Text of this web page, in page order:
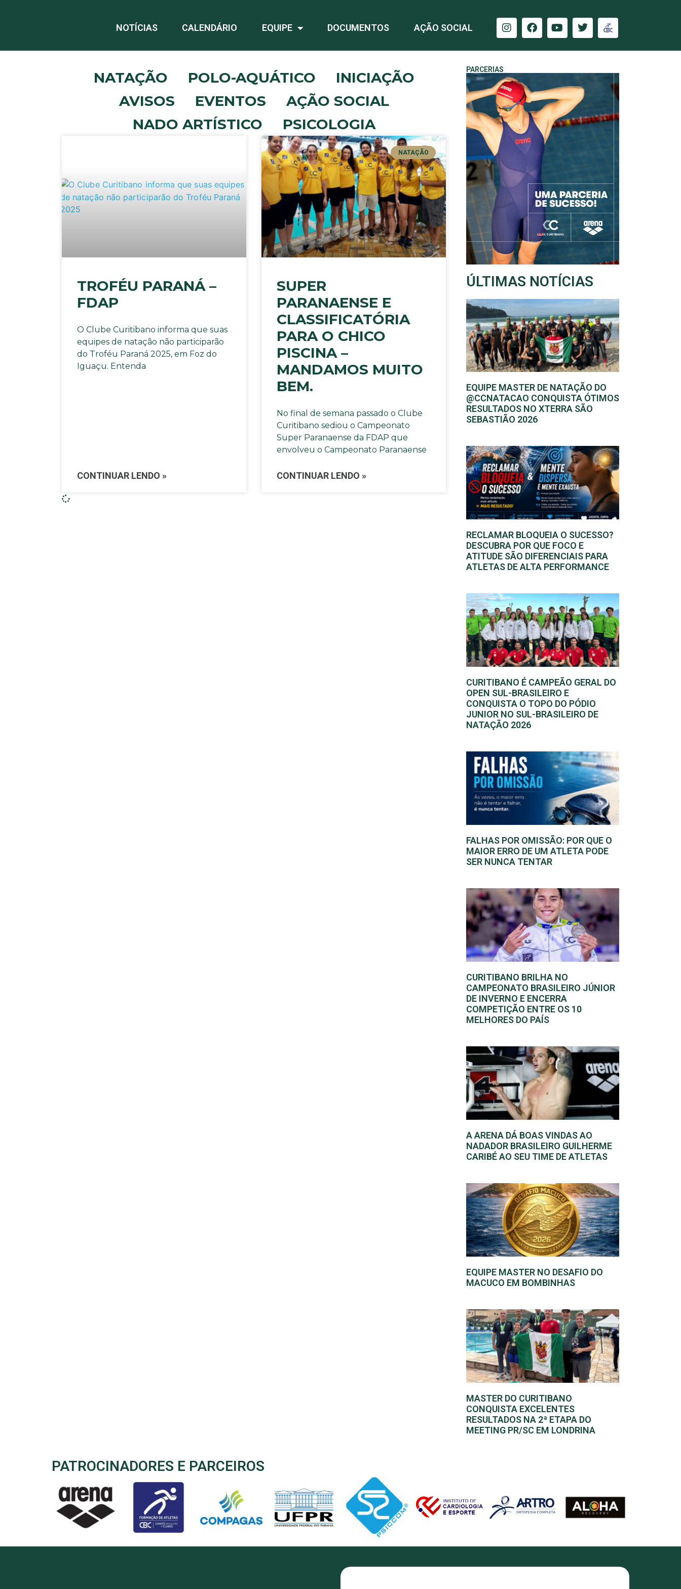
NOTÍCIAS CALENDÁRIO EQUIPE DOCUMENTOS AÇÃO SOCIAL
NATAÇÃO POLO-AQUÁTICO
INICIAÇÃO
AVISOS
EVENTOS
AÇÃO SOCIAL
NADO ARTÍSTICO
PSICOLOGIA
TROFÉU PARANÁ –
FDAP
O Clube Curitibano informa que suas
equipes de natação não participarão
do Troféu Paraná 2025, em Foz do
Iguaçu. Entenda
CONTINUAR LENDO »
NATAÇÃO
SUPER
PARANAENSE E
CLASSIFICATÓRIA
PARA O CHICO
PISCINA –
MANDAMOS MUITO
BEM.
No final de semana passado o Clube
Curitibano sediou o Campeonato
Super Paranaense da FDAP que
envolveu o Campeonato Paranaense
CONTINUAR LENDO »
PARCERIAS
ÚLTIMAS NOTÍCIAS
EQUIPE MASTER DE NATAÇÃO DO
@CCNATACAO CONQUISTA ÓTIMOS
RESULTADOS NO XTERRA SÃO
SEBASTIÃO 2026
RECLAMAR BLOQUEIA O SUCESSO?
DESCUBRA POR QUE FOCO E
ATITUDE SÃO DIFERENCIAIS PARA
ATLETAS DE ALTA PERFORMANCE
CURITIBANO É CAMPEÃO GERAL DO
OPEN SUL-BRASILEIRO E
CONQUISTA O TOPO DO PÓDIO
JUNIOR NO SUL-BRASILEIRO DE
NATAÇÃO 2026
FALHAS POR OMISSÃO: POR QUE O
MAIOR ERRO DE UM ATLETA PODE
SER NUNCA TENTAR
CURITIBANO BRILHA NO
CAMPEONATO BRASILEIRO JÚNIOR
DE INVERNO E ENCERRA
COMPETIÇÃO ENTRE OS 10
MELHORES DO PAÍS
A ARENA DÁ BOAS VINDAS AO
NADADOR BRASILEIRO GUILHERME
CARIBÉ AO SEU TIME DE ATLETAS
EQUIPE MASTER NO DESAFIO DO
MACUCO EM BOMBINHAS
MASTER DO CURITIBANO
CONQUISTA EXCELENTES
RESULTADOS NA 2ª ETAPA DO
MEETING PR/SC EM LONDRINA
PATROCINADORES E PARCEIROS